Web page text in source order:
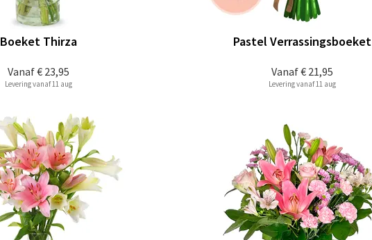
Vanaf€ 23,95
Boeket Thirza
Levering vanaf 11 aug
Vanaf€ 21,95
Pastel Verrassingsboeket
Levering vanaf 11 aug